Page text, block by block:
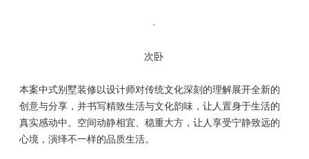
次卧
本案中式别墅装修以设计师对传统文化深刻的理解展开全新的
创意与分享，并书写精致生活与文化韵味，让人置身于生活的
真实感动中。空间动静相宜、稳重大方，让人享受宁静致远的
心境，演绎不一样的品质生活。